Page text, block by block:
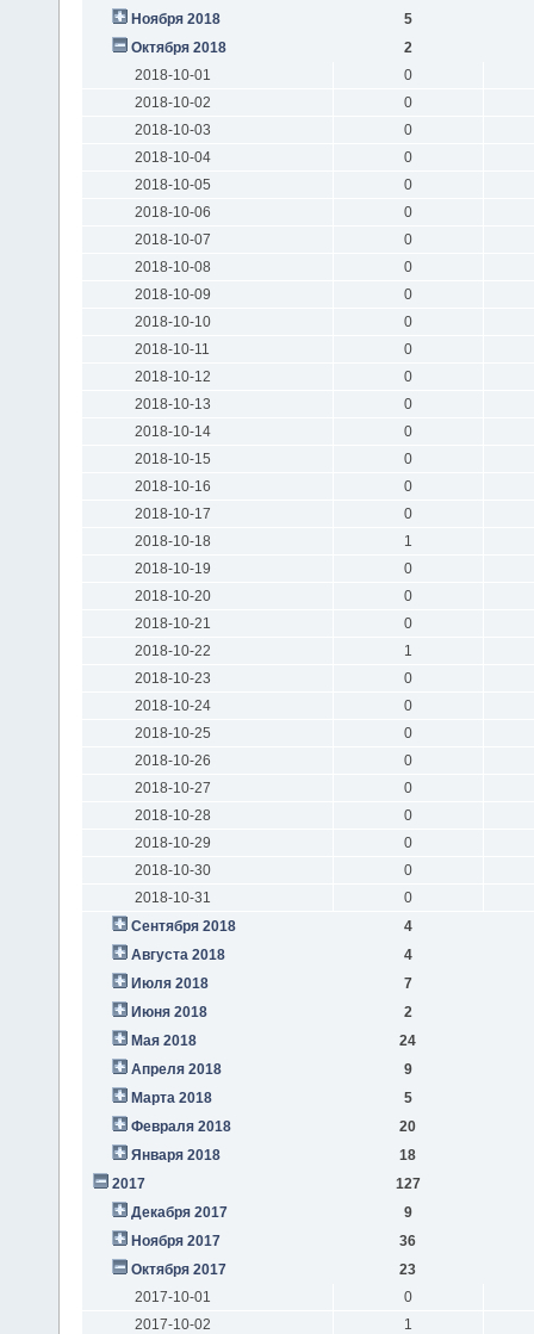
Ноября 2018
5
Октября 2018
2
2018-10-01
0
2018-10-02
0
2018-10-03
0
2018-10-04
0
2018-10-05
0
2018-10-06
0
2018-10-07
0
2018-10-08
0
2018-10-09
0
2018-10-10
0
2018-10-11
0
2018-10-12
0
2018-10-13
0
2018-10-14
0
2018-10-15
0
2018-10-16
0
2018-10-17
0
2018-10-18
1
2018-10-19
0
2018-10-20
0
2018-10-21
0
2018-10-22
1
2018-10-23
0
2018-10-24
0
2018-10-25
0
2018-10-26
0
2018-10-27
0
2018-10-28
0
2018-10-29
0
2018-10-30
0
2018-10-31
0
Сентября 2018
4
Августа 2018
4
Июля 2018
7
Июня 2018
2
Мая 2018
24
Апреля 2018
9
Марта 2018
5
Февраля 2018
20
Января 2018
18
2017
127
Декабря 2017
9
Ноября 2017
36
Октября 2017
23
2017-10-01
0
2017-10-02
1